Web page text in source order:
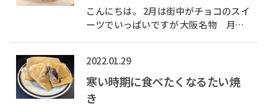
こんにちは。 2月は街中がチョコのスイ
ーツでいっぱいですが 大阪名物 月化
をつかったお菓子がございます。 チョ
コをクマの形の最中で挟んだベアチョ
コ アーモンド風味の焼き菓子にチ...
2022.01.29
寒い時期に食べたくなるたい焼
き